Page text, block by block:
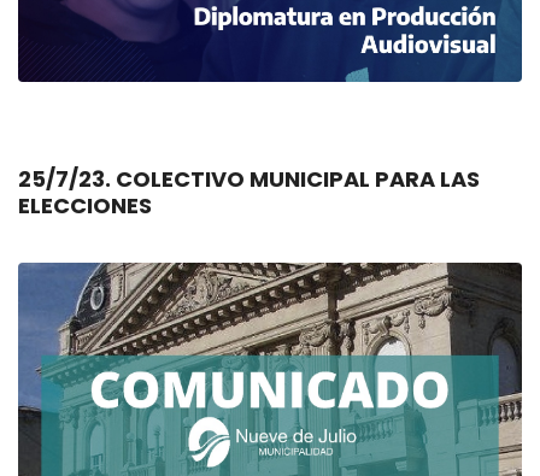
25/7/23. COLECTIVO MUNICIPAL PARA LAS
ELECCIONES